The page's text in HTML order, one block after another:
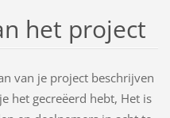
het project
van je project beschrijven
het gecreëerd hebt, Het is